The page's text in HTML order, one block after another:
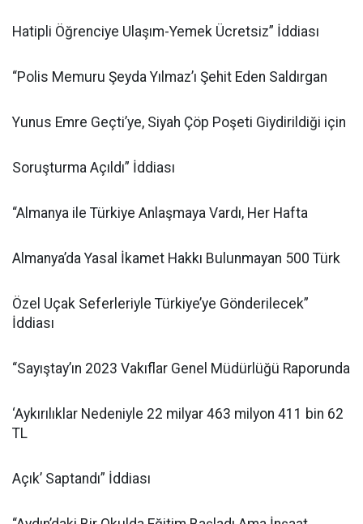
Hatipli Öğrenciye Ulaşım-Yemek Ücretsiz” İddiası
“Polis Memuru Şeyda Yılmaz’ı Şehit Eden Saldırgan
Yunus Emre Geçti’ye, Siyah Çöp Poşeti Giydirildiği için
Soruşturma Açıldı” İddiası
“Almanya ile Türkiye Anlaşmaya Vardı, Her Hafta
Almanya’da Yasal İkamet Hakkı Bulunmayan 500 Türk
Özel Uçak Seferleriyle Türkiye’ye Gönderilecek”
İddiası
“Sayıştay’ın 2023 Vakıflar Genel Müdürlüğü Raporunda
‘Aykırılıklar Nedeniyle 22 milyar 463 milyon 411 bin 62
TL
Açık’ Saptandı” İddiası